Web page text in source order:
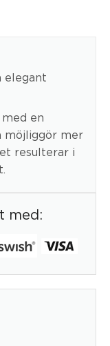
elegant
en
möjliggör mer
resulterar i
med: